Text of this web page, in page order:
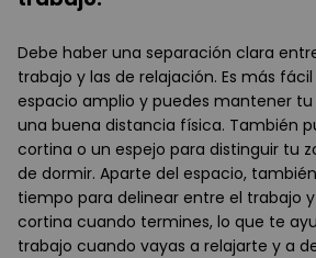
Debe haber una separación clara
trabajo y las de relajación. Es más
espacio amplio y puedes mantener
una buena distancia física. También
cortina o un espejo para distinguir tu
de dormir. Aparte del espacio,
tiempo para delinear entre el trabajo
cortina cuando termines, lo que te
trabajo cuando vayas a relajarte y a